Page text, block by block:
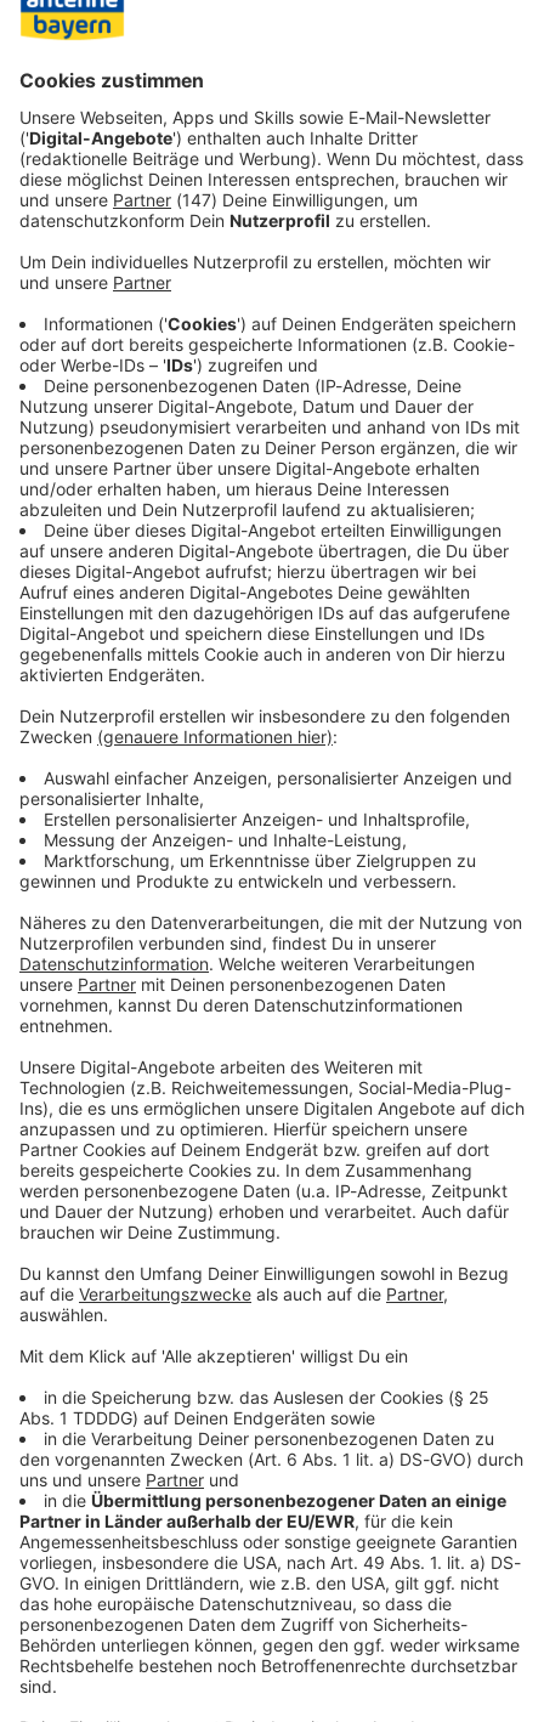
Wasserstraße geführt. Der Kanal verknüpft die
Flusssysteme von Donau und Rhein und schafft damit eine
schiffbare Verbindung vom Schwarzen Meer bis zur
Immer auf dem Laufenden
bleiben!
Verpass' nichts mehr - mit unserem kostenlosen
ANTENNE BAYERN Newsletter. Ob Nachrichten,
Lifestyle oder unsere neuesten Aktionen - wir
informieren dich.
Zum Newsletter anmelden
Du möchtest uns etwas sagen?
Studio Hotline
Kontaktformular
Sprachnachricht
© dpa-infocom, dpa:260123-930-585421/4
Bayern